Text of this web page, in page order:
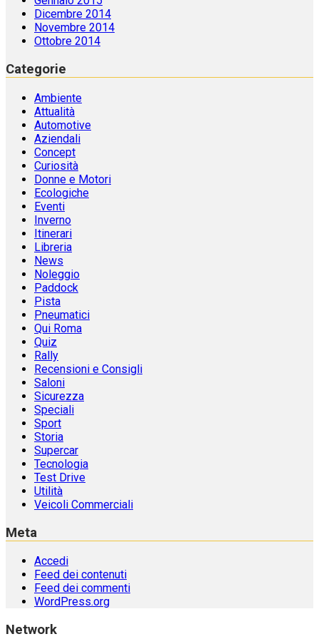
Dicembre 2014
Novembre 2014
Ottobre 2014
Categorie
Ambiente
Attualità
Automotive
Aziendali
Concept
Curiosità
Donne e Motori
Ecologiche
Eventi
Inverno
Itinerari
Libreria
News
Noleggio
Paddock
Pista
Pneumatici
Qui Roma
Quiz
Rally
Recensioni e Consigli
Saloni
Sicurezza
Speciali
Sport
Storia
Supercar
Tecnologia
Test Drive
Utilità
Veicoli Commerciali
Meta
Accedi
Feed dei contenuti
Feed dei commenti
WordPress.org
Network